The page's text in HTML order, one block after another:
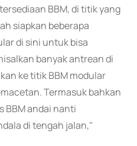
BBM, di titik yang
siapkan beberapa
di sini untuk bisa
banyak antrean di
ke titik BBM modular
Termasuk bahkan
BBM andai nanti
di tengah jalan,"